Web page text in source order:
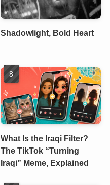
Shadowlight, Bold Heart
What Is the Iraqi Filter?
The TikTok “Turning
Iraqi” Meme, Explained